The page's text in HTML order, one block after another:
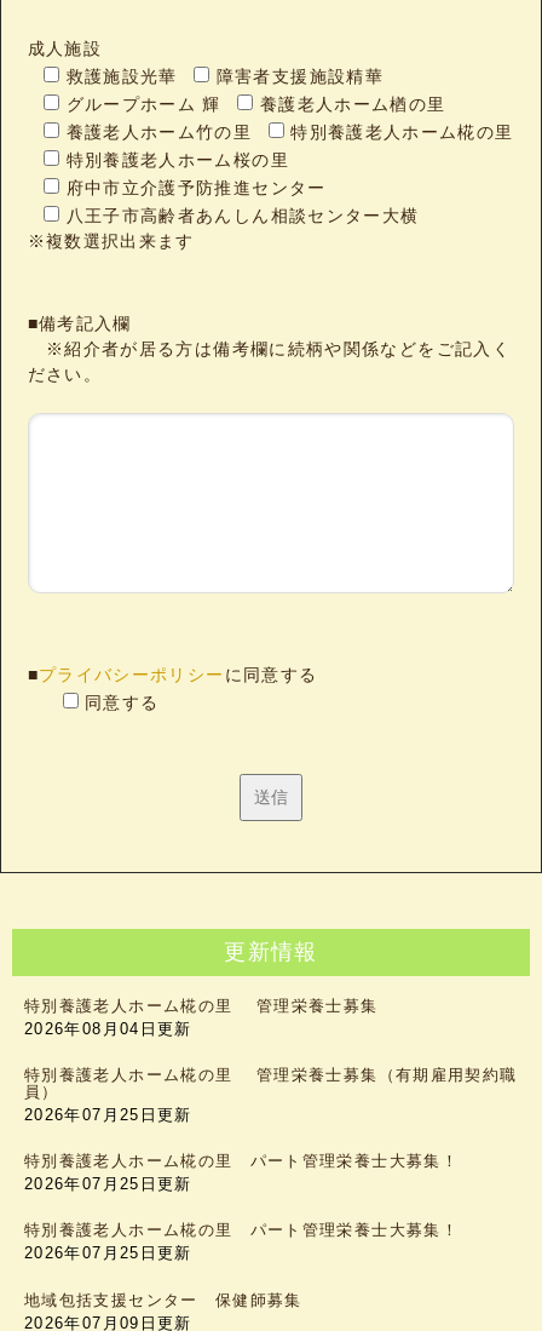
成人施設
救護施設光華
障害者支援施設精華
グループホーム 輝
養護老人ホーム楢の里
養護老人ホーム竹の里
特別養護老人ホーム椛の里
特別養護老人ホーム桜の里
府中市立介護予防推進センター
八王子市高齢者あんしん相談センター大横
※複数選択出来ます
■備考記入欄
※紹介者が居る方は備考欄に続柄や関係などをご記入く
ださい。
■プライバシーポリシー に同意する
同意する
更新情報
特別養護老人ホーム椛の里 管理栄養士募集
2026年08月04日更新
特別養護老人ホーム椛の里 管理栄養士募集（有期雇用契約職
員）
2026年07月25日更新
特別養護老人ホーム椛の里 パート管理栄養士大募集！
2026年07月25日更新
特別養護老人ホーム椛の里 パート管理栄養士大募集！
2026年07月25日更新
地域包括支援センター 保健師募集
2026年07月09日更新